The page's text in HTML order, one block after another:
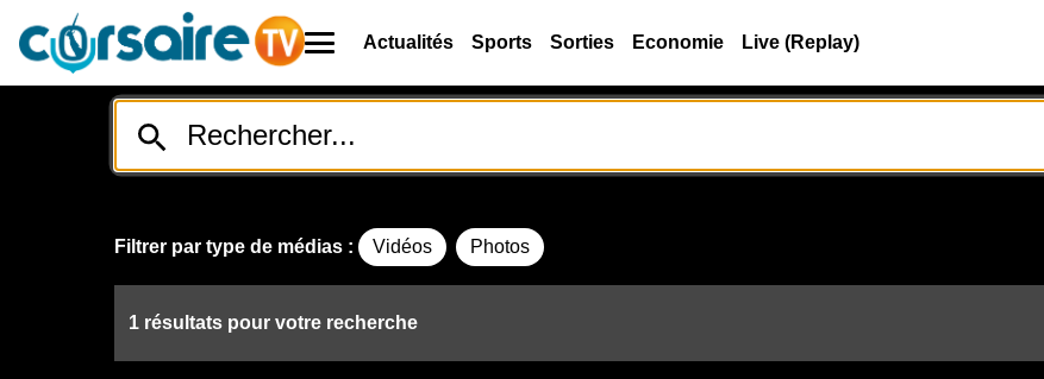
Actualités Sports Sorties Economie Live (Replay)
Filtrer par type de médias : Vidéos Photos
1 résultats pour votre recherche